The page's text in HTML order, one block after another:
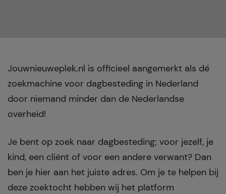
Jouwnieuweplek.nl is officieel aangemerkt als dé
zoekmachine voor dagbesteding in Nederland
door niemand minder dan de Nederlandse
overheid!
Je bent op zoek naar dagbesteding; voor jezelf, je
kind, een cliënt of voor een andere verwant? Dan
ben je hier aan het juiste adres. Om je te helpen bij
deze zoektocht hebben wij het platform